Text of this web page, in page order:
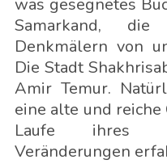
was gesegnetes
Samarkand,
Denkmälern von
Die Stadt
Amir Temur.
eine alte und reiche
Laufe ihres
Veränderungen